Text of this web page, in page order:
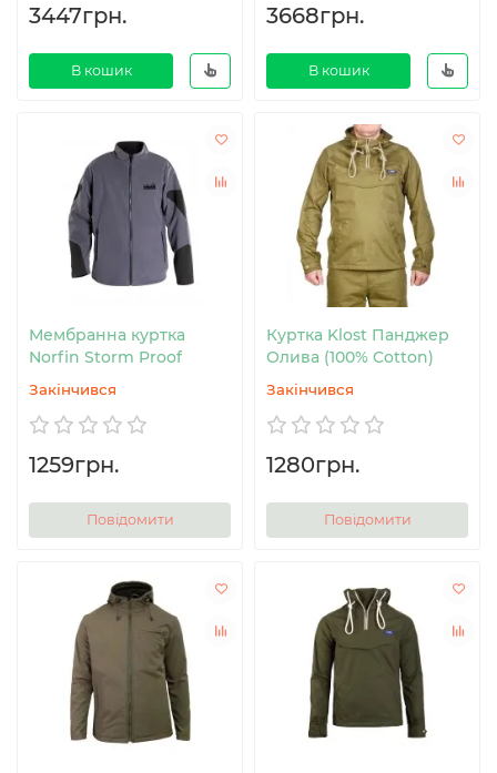
3447грн.
В кошик
3668грн.
В кошик
Мембранна куртка
Norfin Storm Proof
Закінчився
1259грн.
Повідомити
Куртка Klost Панджер
Олива (100% Cotton)
Закінчився
1280грн.
Повідомити